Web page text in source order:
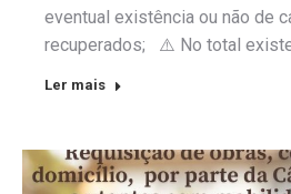
eventual existência ou não de
recuperados; ⚠️ No total
Ler mais